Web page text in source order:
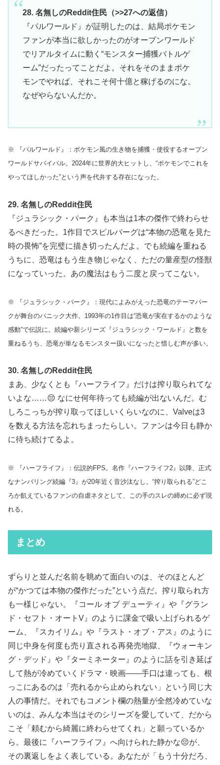
28. 名無しのReddit住民（>>27への返信）
『パルワールド』が証明したのは、結局ポケモン
ファンが本当に欲しかったのがオープンワールド
でリアルタイムに動く“モンスター捕獲バトルゲ
ーム”だったってことだよ。それをそのままポケ
モンでやれば、それこそ何十億と稼げるのにな。
なぜやらないんだか。
※ 『パルワールド』：ポケモン風の生き物を捕獲・使役するオープン
ワールドサバイバル。2024年に世界的大ヒットし、“ポケモンでこれを
やってほしかった”という声を代弁する存在になった。
29. 名無しのReddit住民
『ジュラシック・パーク』も本当は1本の傑作で終わらせ
るべきだった。1作目でスピルバーグは“本物の恐竜を見た
時の畏怖”を完璧に描き切ったんだよ。でも続編を重ねる
うちに、恐竜はもう生き物じゃなく、ただの量産型の怪獣
になっていった。あの魔法はもう二度と戻ってこない。
※ 『ジュラシック・パーク』：現代によみがえった恐竜のテーマパー
クが舞台のパニック大作。1993年の1作目は“恐竜が実在するかのような
感動”で伝説に。続編や新シリーズ『ジュラシック・ワールド』と数を
重ねるうち、恐竜が単なるモンスター扱いになったと惜しむ声が多い。
30. 名無しのReddit住民
まあ、少なくとも『ハーフライフ』だけは搾り取られてな
いよな……😔 なにせ何年待っても続編が出ないんだ。む
しろこっちが搾り取ってほしいくらいなのに、Valveは3
を数える方法を忘れちまったらしい。ファンは今日も静か
に待ち続けてるよ。
※ 『ハーフライフ』：伝説的FPS。名作『ハーフライフ2』以降、正式
なナンバリング続編『3』が20年近く音沙汰なし。“搾り取られる”どこ
ろか飢えているファンの自虐ネタとして、この手のスレの締めに必ず現
れる。
まとめ
ずらりと並んだ名前を眺めて面白いのは、そのほとんど
が“かつては本物の傑作だった”という点だ。搾り取られ方
も一様じゃない。『コール オブ デューティ』や『グラン
ド・セフト・オートV』のように課金で吸い上げられるゲ
ーム、『スカイリム』や『ラスト・オブ・アス』のように
同じ中身を何度も売り直される再発売地獄、『ウォーキン
グ・デッド』や『ターミネーター』のように話を引き延ば
して熱が冷めていくドラマ・映画——手口は違っても、根
っこにあるのは「売れるから止められない」という同じ大
人の事情だ。それでもコメント欄の熱量が全然冷めていな
いのは、みんな本当はそのシリーズを愛していて、だから
こそ「頼むから綺麗に終わらせてくれ」と願っているか
ら。最後に『ハーフライフ』へ向けられた静かな😔が、
その裏返しをよく表している。あなたが「もう十分だろ、